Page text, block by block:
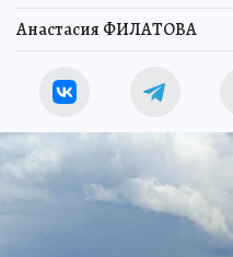
Анастасия ФИЛАТОВА